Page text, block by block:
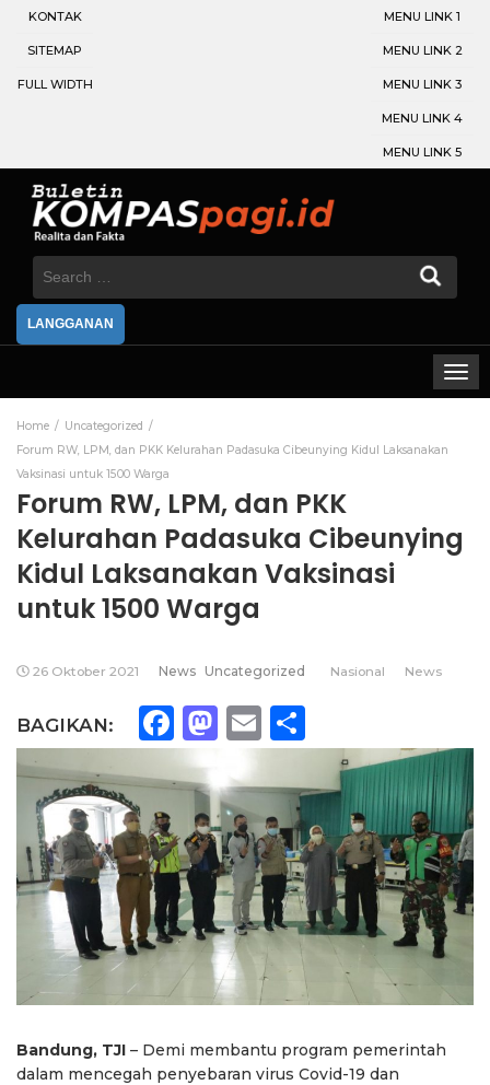
KONTAK
SITEMAP
FULL WIDTH
MENU LINK 1
MENU LINK 2
MENU LINK 3
MENU LINK 4
MENU LINK 5
Search
LANGGANAN
Home
Uncategorized
Forum RW, LPM, dan PKK Kelurahan Padasuka Cibeunying Kidul Laksanakan
Vaksinasi untuk 1500 Warga
Forum RW, LPM, dan PKK
Kelurahan Padasuka Cibeunying
Kidul Laksanakan Vaksinasi
untuk 1500 Warga
26 Oktober 2021 News Uncategorized Nasional News
BAGIKAN: Facebook
Mastodon
Email
Bandung, TJI – Demi membantu program pemerintah
dalam mencegah penyebaran virus Covid-19 dan